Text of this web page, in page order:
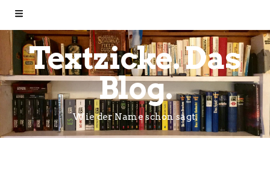
Textzicke. Das
Blog.
Wie der Name schon sagt.